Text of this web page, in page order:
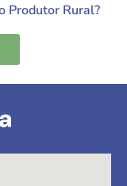
Produtor Rural?